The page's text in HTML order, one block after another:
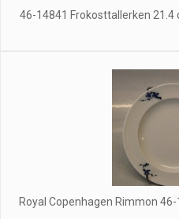
46-14841 Frokosttallerken 21.4
Royal Copenhagen Rimmon